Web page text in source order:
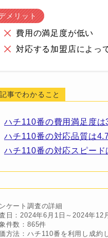
メリット
費用の満足度が低い
対応する加盟店によっ
事でわかること
ハチ110番の費用満足度は
ハチ110番の対応品質は
ハチ110番の対応スピード
ケート調査の詳細
日：2024年6月1日～2024年12
件数：865件
方法：ハチ110番を利用し成約